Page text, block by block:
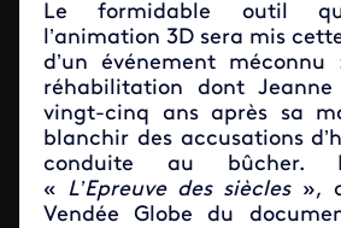
Le formidable outil
l’animation 3D sera mis
d’un événement
réhabilitation dont
vingt-cinq ans après sa
blanchir des accusations
conduite au bûcher.
« L’Epreuve des siècles »,
Vendée Globe du